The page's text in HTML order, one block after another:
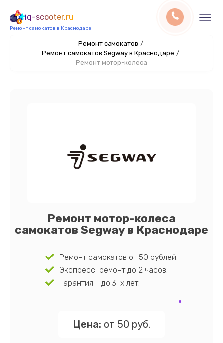
iq-scooter.ru
Ремонт самокатов в Краснодаре
Ремонт самокатов /
Ремонт самокатов Segway в Краснодаре /
Ремонт мотор-колеса
Ремонт мотор-колеса
самокатов Segway в Краснодаре
Ремонт самокатов от 50 рублей;
Экспресс-ремонт до 2 часов;
Гарантия - до 3-х лет;
Цена: от 50 руб.